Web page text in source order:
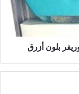
بلون أزرق